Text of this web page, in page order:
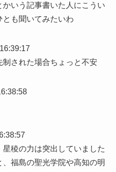
いう記事書いた人にこうい
とも聞いてみたいわ
制された場合ちょっと不安
稜の力は突出していました
福島の聖光学院や高知の明